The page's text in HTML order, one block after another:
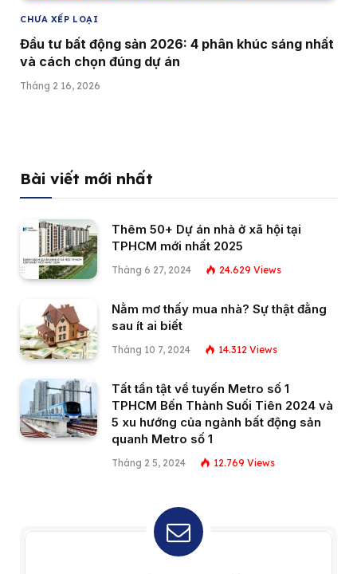
CHƯA XẾP LOẠI
Đầu tư bất động sản 2026: 4 phân khúc sáng nhất
và cách chọn đúng dự án
Tháng 2 16, 2026
Bài viết mới nhất
Thêm 50+ Dự án nhà ở xã hội tại
TPHCM mới nhất 2025
Tháng 6 27, 2024 24.629 Views
Nằm mơ thấy mua nhà? Sự thật đằng
sau ít ai biết
Tháng 10 7, 2024 14.312 Views
Tất tần tật về tuyến Metro số 1
TPHCM Bến Thành Suối Tiên 2024 và
5 xu hướng của ngành bất động sản
quanh Metro số 1
Tháng 2 5, 2024 12.769 Views